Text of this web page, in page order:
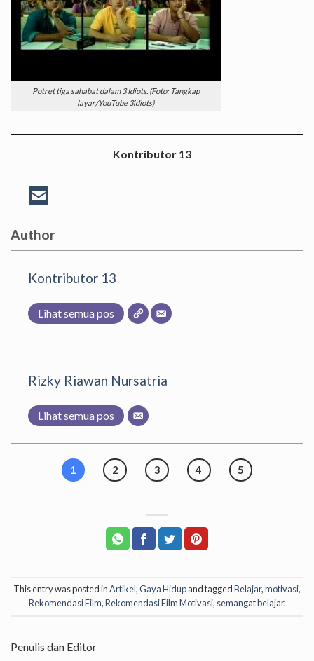
Potret tiga sahabat dalam 3 Idiots. (Foto: Tangkap
layar/YouTube 3idiots)
Kontributor 13
Author
Kontributor 13
Lihat semua pos
Rizky Riawan Nursatria
Lihat semua pos
1 2 3 4 5
This entry was posted inArtikel,Gaya Hidupand taggedBelajar,motivasi,
Rekomendasi Film,Rekomendasi Film Motivasi, semangat belajar.
Penulis dan Editor